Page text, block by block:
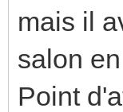
mais il
salon
Point